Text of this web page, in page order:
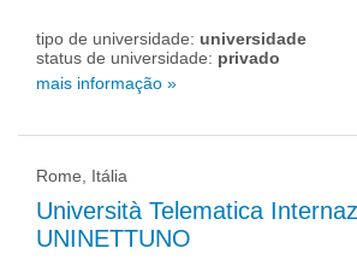
tipo de universidade: universidade
status de universidade: privado
mais informação »
Rome, Itália
Università Telematica
UNINETTUNO